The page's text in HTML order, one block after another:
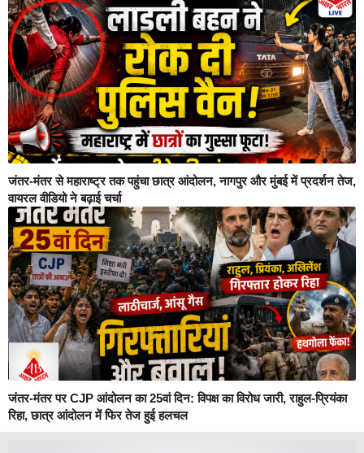
जंतर-मंतर से महाराष्ट्र तक पहुंचा छात्र आंदोलन, नागपुर और मुंबई में प्रदर्शन तेज,
वायरल वीडियो ने बढ़ाई चर्चा
जंतर-मंतर पर CJP आंदोलन का 25वां दिन: विपक्ष का विरोध जारी, राहुल-प्रियंका
रिहा, छात्र आंदोलन में फिर तेज हुई हलचल